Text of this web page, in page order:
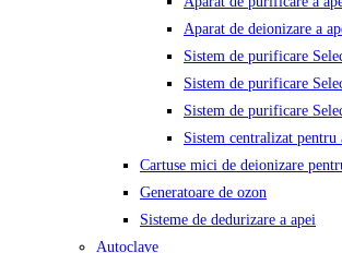
Aparat de deionizare a
Sistem de purificare
Sistem de purificare
Sistem de purificare
Sistem centralizat
Cartuse mici de deionizare
Generatoare de ozon
Sisteme de dedurizare a apei
Autoclave